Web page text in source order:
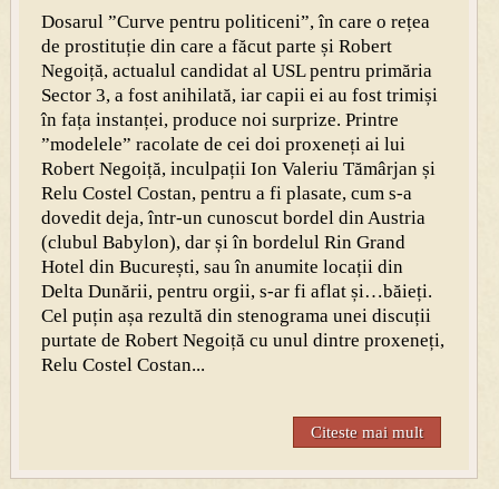
Dosarul ”Curve pentru politiceni”, în care o rețea
de prostituție din care a făcut parte și Robert
Negoiță, actualul candidat al USL pentru primăria
Sector 3, a fost anihilată, iar capii ei au fost trimiși
în fața instanței, produce noi surprize. Printre
”modelele” racolate de cei doi proxeneți ai lui
Robert Negoiță, inculpații Ion Valeriu Tămârjan și
Relu Costel Costan, pentru a fi plasate, cum s-a
dovedit deja, într-un cunoscut bordel din Austria
(clubul Babylon), dar și în bordelul Rin Grand
Hotel din București, sau în anumite locații din
Delta Dunării, pentru orgii, s-ar fi aflat și…băieți.
Cel puțin așa rezultă din stenograma unei discuții
purtate de Robert Negoiță cu unul dintre proxeneți,
Relu Costel Costan...
Citeste mai mult